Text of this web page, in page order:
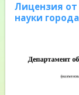
Лицензия от
науки